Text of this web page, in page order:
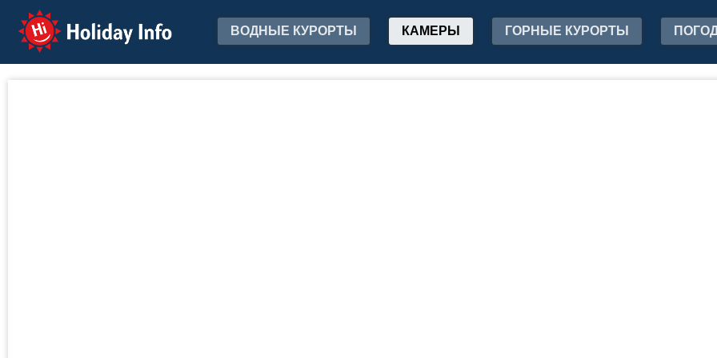
Holiday Info ВОДНЫЕ КУРОРТЫ КАМЕРЫ ГОРНЫЕ КУРОРТЫ